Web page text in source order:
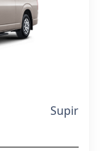
Supir